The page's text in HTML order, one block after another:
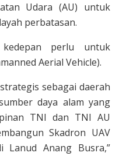
Udara (AU) untuk
perbatasan.
perlu untuk
Aerial Vehicle).
sebagai daerah
daya alam yang
TNI dan TNI AU
Skadron UAV
Lanud Anang Busra,”